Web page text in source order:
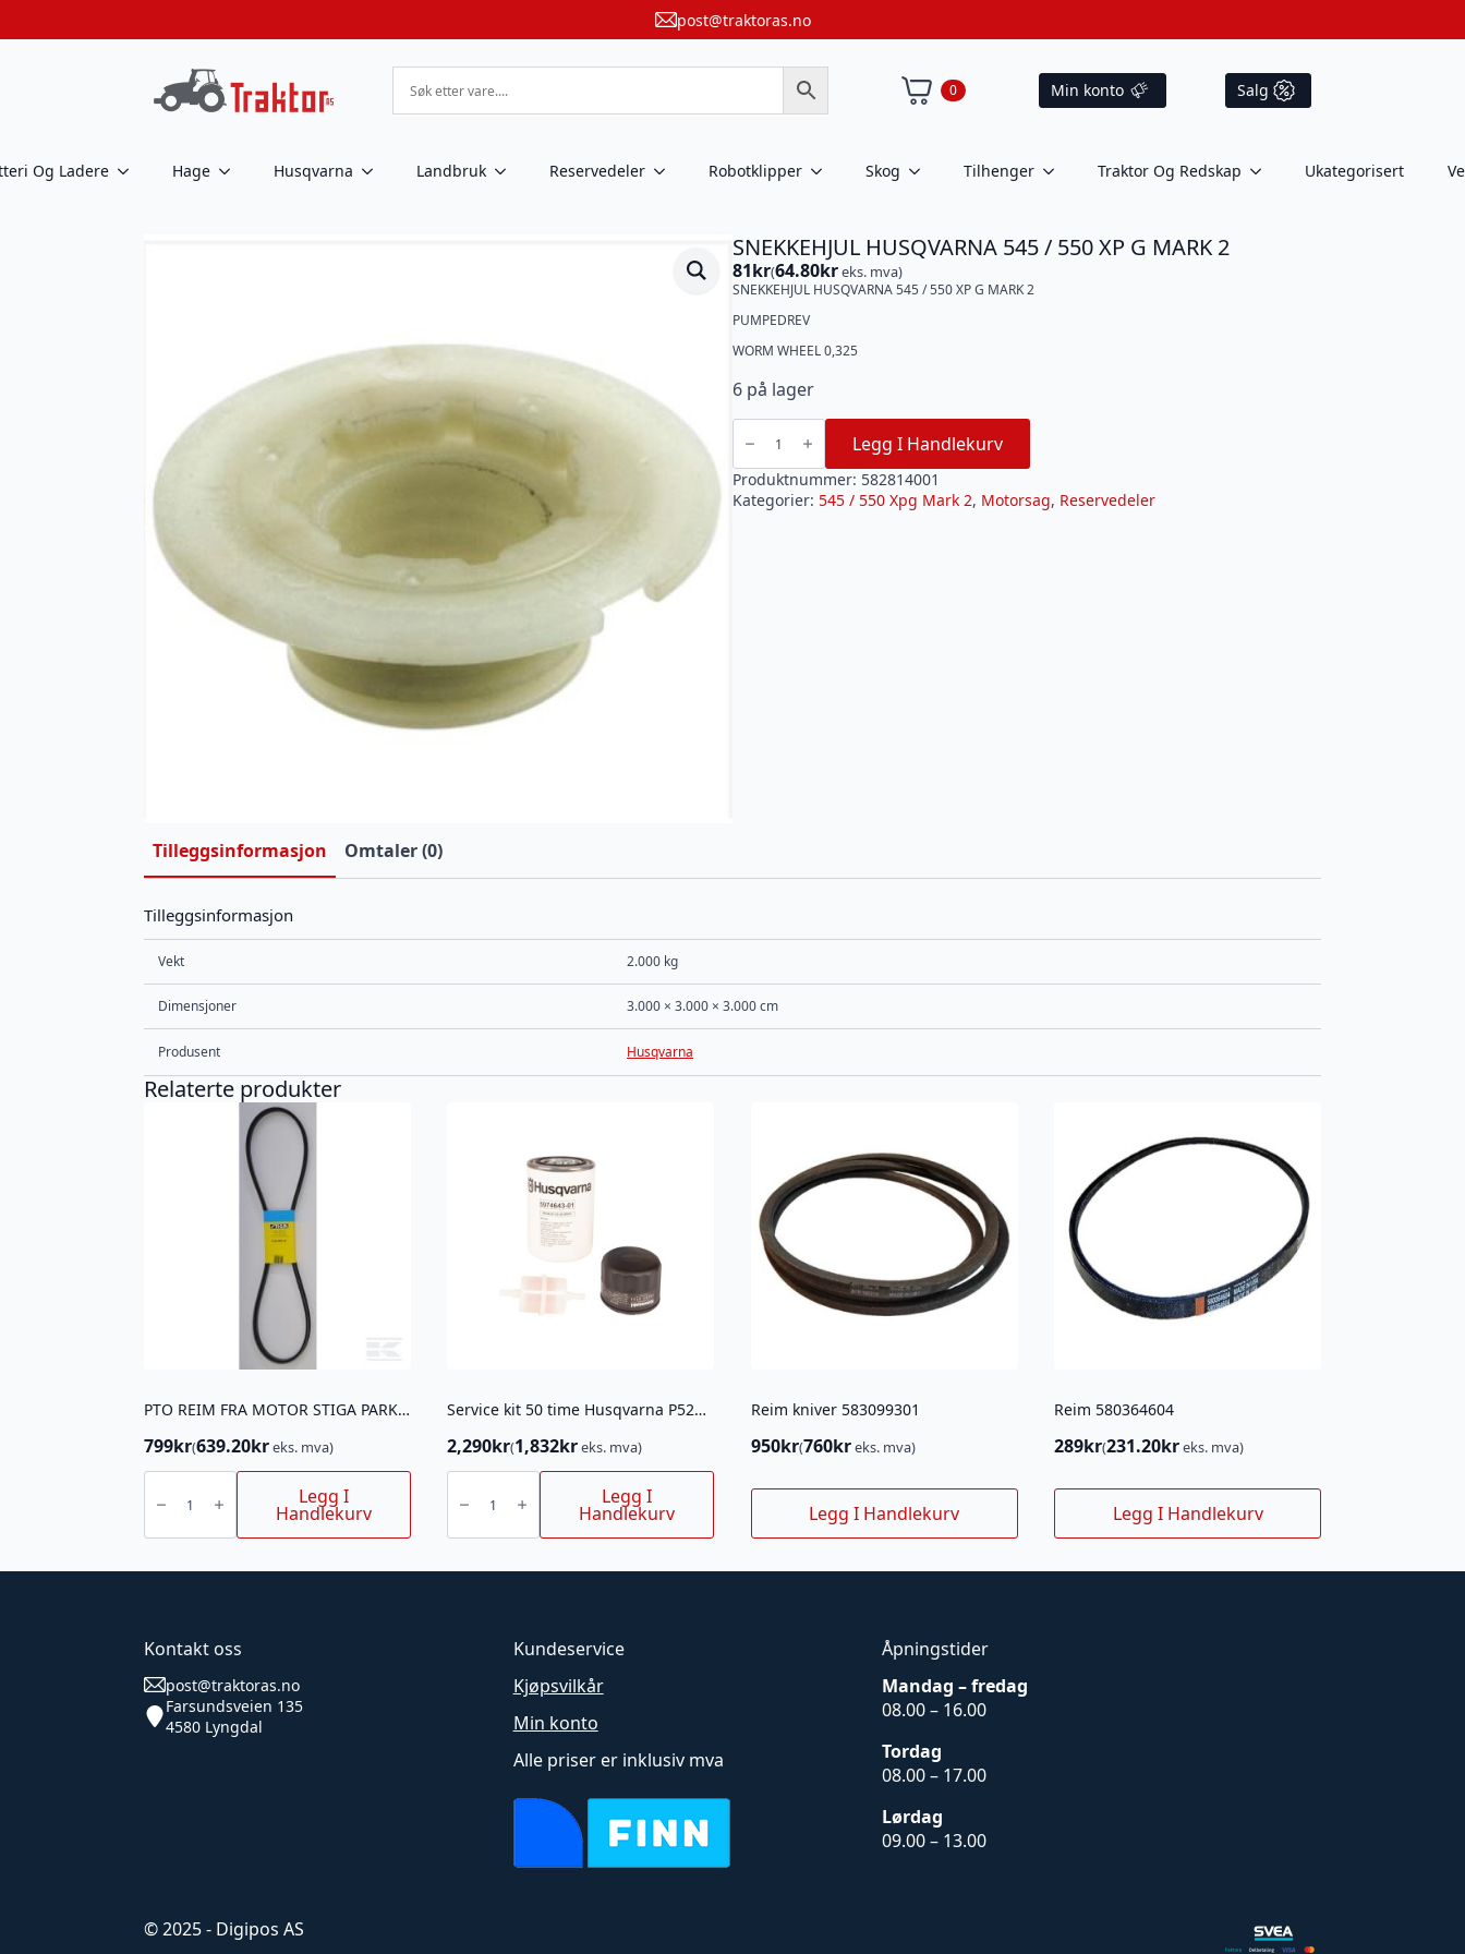
post@traktoras.no
0 Min konto Salg
Og Ladere Hage Husqvarna Landbruk Reservedeler Robotklipper Skog Tilhenger Traktor Og Redskap Ukategorisert
SNEKKEHJUL HUSQVARNA 545 / 550 XP G MARK 2
81kr(64.80kreks. mva)
SNEKKEHJUL HUSQVARNA 545 / 550 XP G MARK 2
PUMPEDREV
WORM WHEEL 0,325
6 på lager
SNEKKEHJUL
HUSQVARNA
545
/
550
XP
G
MARK
Legg I Handlekurv
Produktnummer: 582814001
Kategorier: 545 / 550 Xpg Mark 2, Motorsag, Reservedeler
Tilleggsinformasjon Omtaler (0)
Tilleggsinformasjon
Vekt 2.000 kg
Dimensjoner 3.000 × 3.000 × 3.000 cm
Produsent Husqvarna
Relaterte produkter
PTO REIM FRA MOTOR STIGA PARK PRO
799kr(639.20kreks. mva)
PTO
FRA
PARK
antall
Legg I
Handlekurv
Service kit 50 time Husqvarna P524 / P524 EFI
2,290kr(1,832kreks. mva)
Service
50
P524
P524
Legg I
Handlekurv
Reim kniver 583099301
950kr(760kreks. mva)
Legg I Handlekurv
Reim 580364604
289kr(231.20kreks. mva)
Legg I Handlekurv
Kontakt oss
post@traktoras.no
Farsundsveien 135
4580 Lyngdal
Kundeservice
Kjøpsvilkår
Min konto
Alle priser er inklusiv mva
Åpningstider
Mandag – fredag
08.00 – 16.00
Tordag
08.00 – 17.00
Lørdag
09.00 – 13.00
© 2025 - Digipos AS